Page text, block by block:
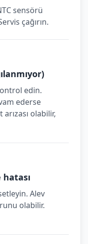
sensörü
çağırın.
edin.
ederse
olabilir,
Alev
olabilir.